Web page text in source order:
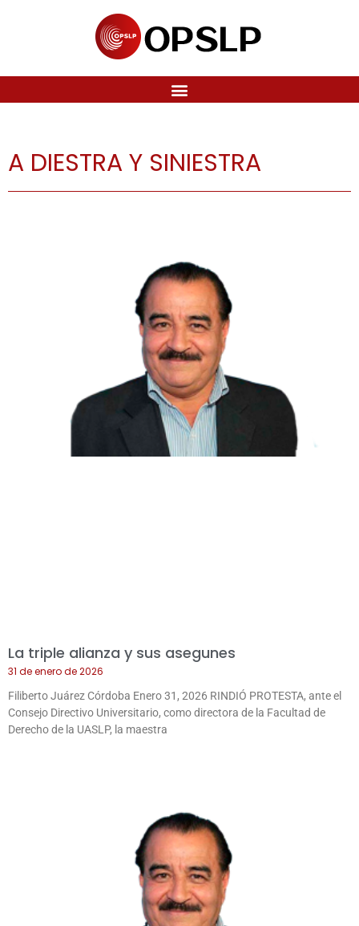
A DIESTRA Y SINIESTRA
La triple alianza y sus asegunes
31 de enero de 2026
Filiberto Juárez Córdoba Enero 31, 2026 RINDIÓ PROTESTA, ante el
Consejo Directivo Universitario, como directora de la Facultad de
Derecho de la UASLP, la maestra